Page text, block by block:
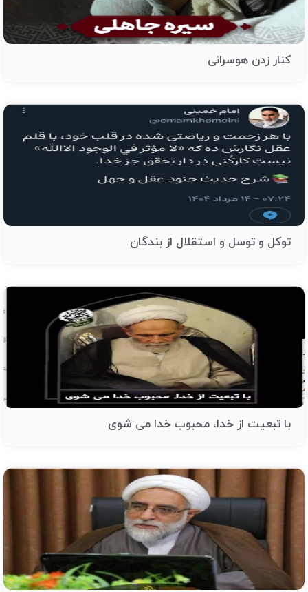
کنار زدن هوسرانی
توکل و توسل و استقلال از بندگان
با تبعیت از خدا، محبوب خدا می شوی